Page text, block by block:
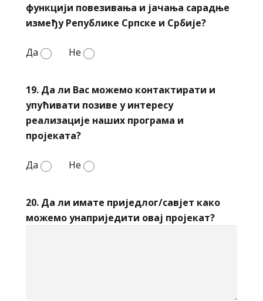
функцији повезивања и јачања сарадње
између Републике Српске и Србије?
Да Не
19. Да ли Вас можемо контактирати и
упућивати позиве у интересу
реализације наших програма и
пројеката?
Да Не
20. Да ли имате приједлог/савјет како
можемо унаприједити овај пројекат?